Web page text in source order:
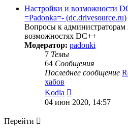
сообщению
Настройки и возможности
=Padonka=- (dc.drivesource.ru)
Вопросы к администраторам
возможностях DC++
Модератор: padonki
7 Темы
64 Сообщения
Последнее сообщение
хабов
Kodla
к
последнему
04 июн 2020, 14:57
Перейти